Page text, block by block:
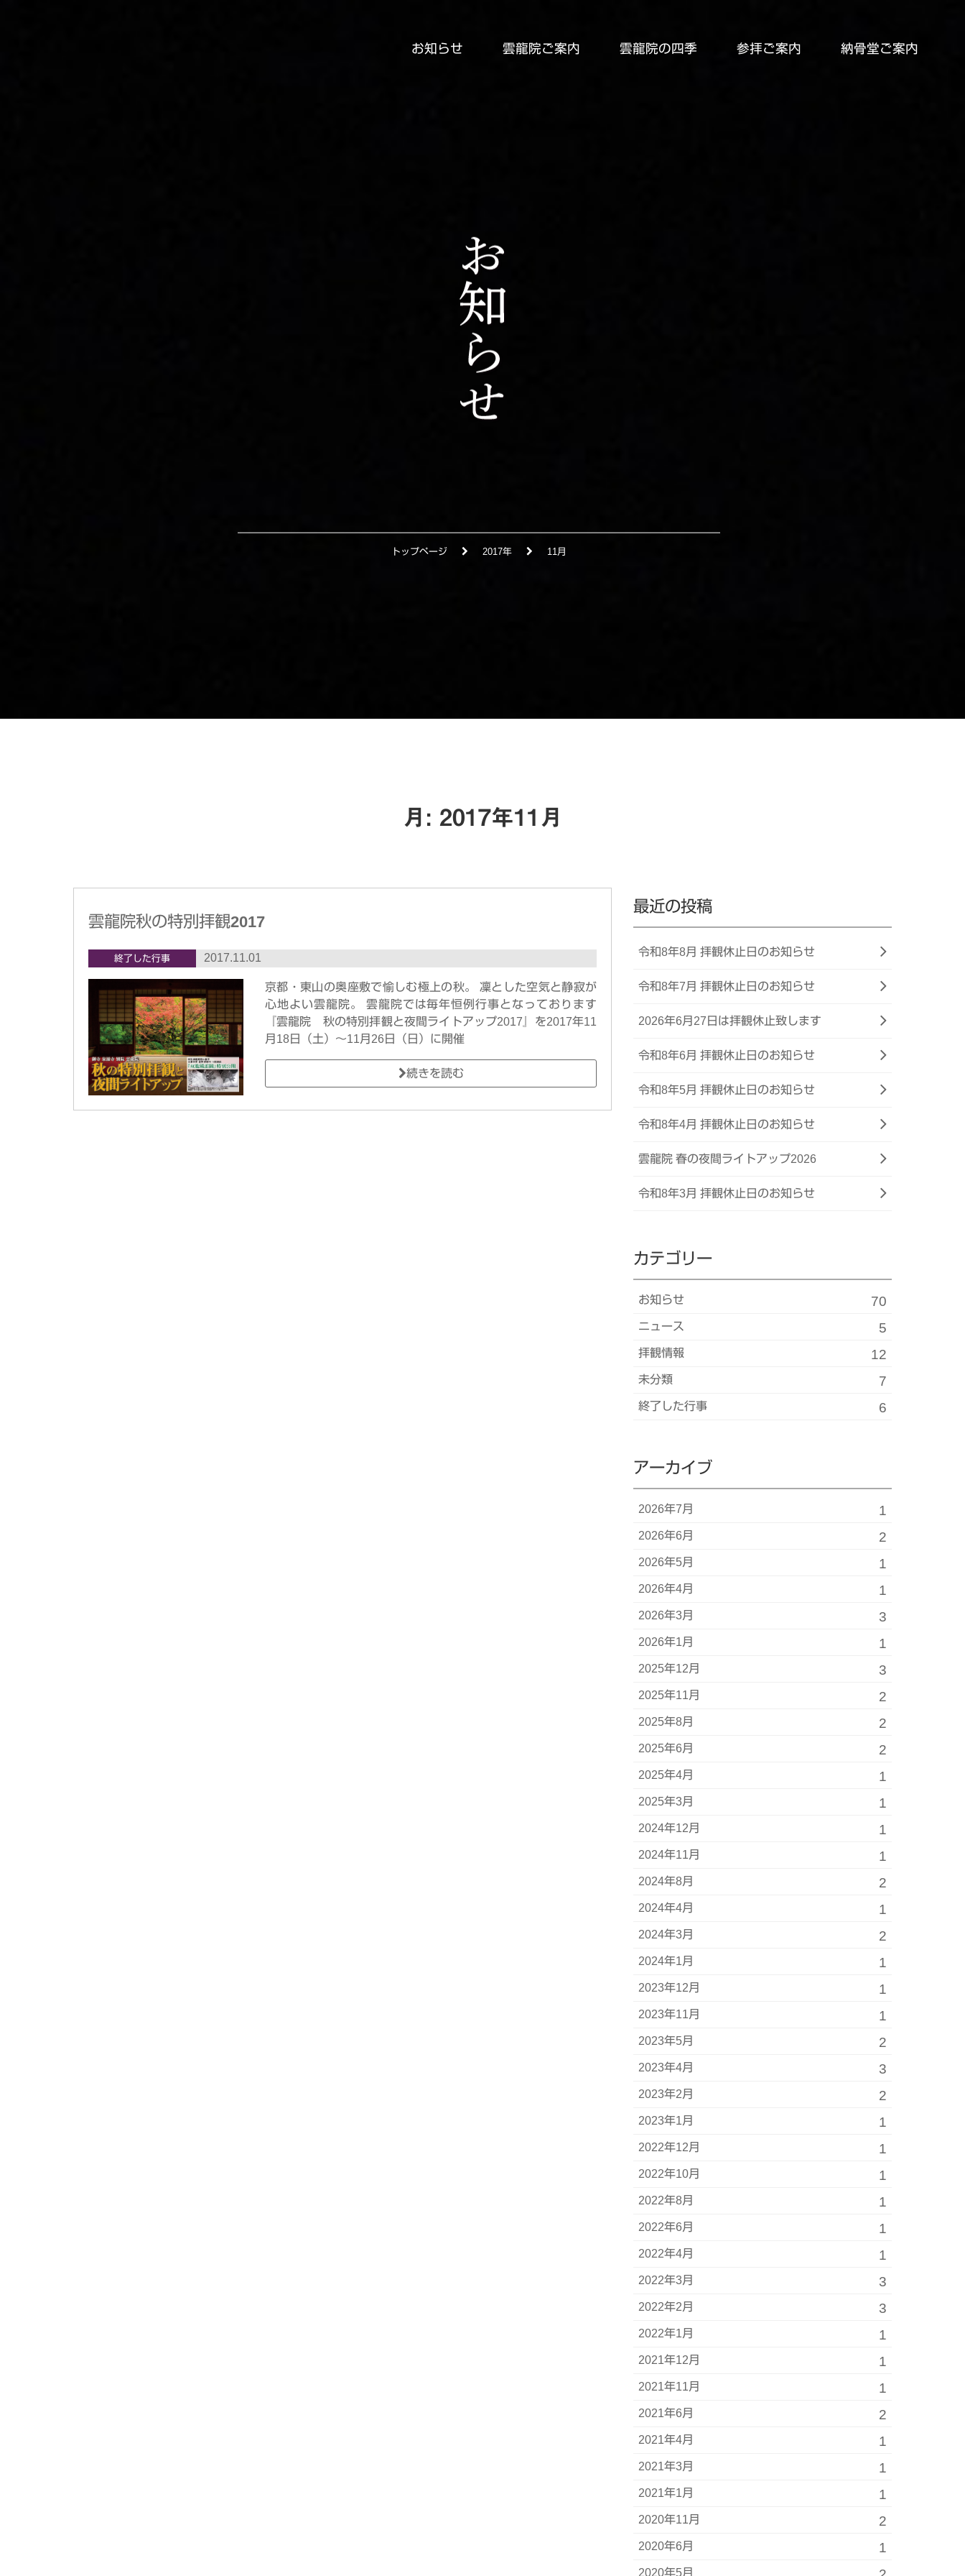
お知らせ 雲龍院ご案内 雲龍院の四季 参拝ご案内 納骨堂ご案内
トップページ 2017年 11月
月: 2017年11月
雲龍院秋の特別拝観2017
終了した行事 2017.11.01
京都・東山の奥座敷で愉しむ極上の秋。 凜とした空気と静寂が
心地よい雲龍院。 雲龍院では毎年恒例行事となっております
『雲龍院 秋の特別拝観と夜間ライトアップ2017』を2017年11
月18日（土）〜11月26日（日）に開催
続きを読む
最近の投稿
令和8年8月 拝観休止日のお知らせ
令和8年7月 拝観休止日のお知らせ
2026年6月27日は拝観休止致します
令和8年6月 拝観休止日のお知らせ
令和8年5月 拝観休止日のお知らせ
令和8年4月 拝観休止日のお知らせ
雲龍院 春の夜間ライトアップ2026
令和8年3月 拝観休止日のお知らせ
カテゴリー
お知らせ 70
ニュース 5
拝観情報 12
未分類 7
終了した行事 6
アーカイブ
2026年7月 1
2026年6月 2
2026年5月 1
2026年4月 1
2026年3月 3
2026年1月 1
2025年12月 3
2025年11月 2
2025年8月 2
2025年6月 2
2025年4月 1
2025年3月 1
2024年12月 1
2024年11月 1
2024年8月 2
2024年4月 1
2024年3月 2
2024年1月 1
2023年12月 1
2023年11月 1
2023年5月 2
2023年4月 3
2023年2月 2
2023年1月 1
2022年12月 1
2022年10月 1
2022年8月 1
2022年6月 1
2022年4月 1
2022年3月 3
2022年2月 3
2022年1月 1
2021年12月 1
2021年11月 1
2021年6月 2
2021年4月 1
2021年3月 1
2021年1月 1
2020年11月 2
2020年6月 1
2020年5月